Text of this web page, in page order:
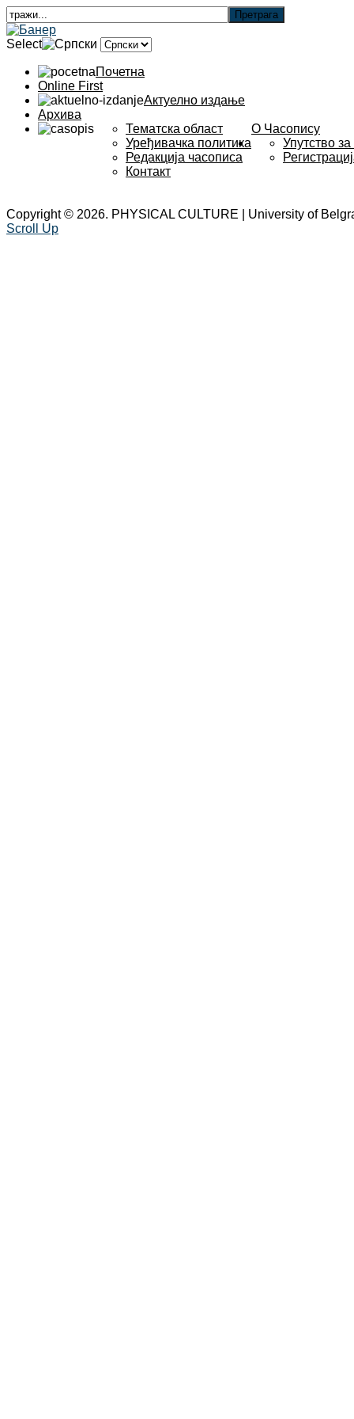
Select
Почетна
Online First
Актуелно издање
Архива
О Часопису
Тематска област
Уређивачка политика
Редакција часописа
Контакт
Упутство
Copyright © 2026. PHYSICAL CULTURE | University of
Scroll Up